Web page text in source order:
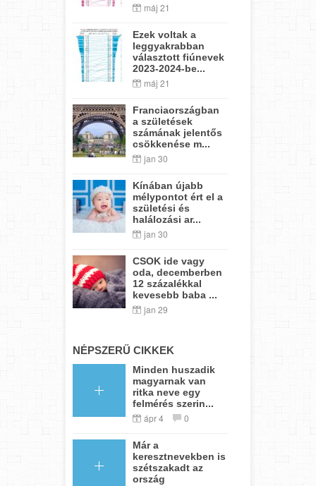
máj 21
Ezek voltak a
leggyakrabban
választott fiúnevek
2023-2024-be...
máj 21
Franciaországban
a születések
számának jelentős
csökkenése m...
jan 30
Kínában újabb
mélypontot ért el a
születési és
halálozási ar...
jan 30
CSOK ide vagy
oda, decemberben
12 százalékkal
kevesebb baba ...
jan 29
NÉPSZERŰ CIKKEK
Minden huszadik
magyarnak van
ritka neve egy
felmérés szerin...
ápr 4 0
Már a
keresztnevekben is
szétszakadt az
ország